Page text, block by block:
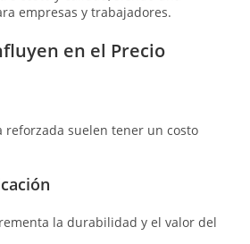
empresas y trabajadores.
en el Precio
reforzada suelen tener un costo
la durabilidad y el valor del